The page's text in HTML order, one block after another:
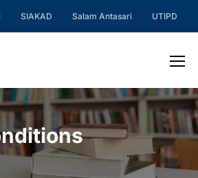
SIAKAD Salam Antasari UTIPD